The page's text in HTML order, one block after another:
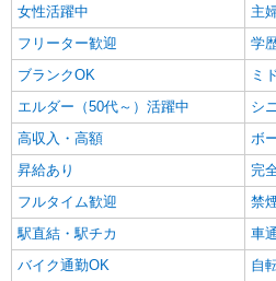
女性活躍中
主
フリーター歓迎
学
ブランクOK
ミ
エルダー（50代～）活躍中
シ
高収入・高額
ボ
昇給あり
完
フルタイム歓迎
禁
駅直結・駅チカ
車
バイク通勤OK
自